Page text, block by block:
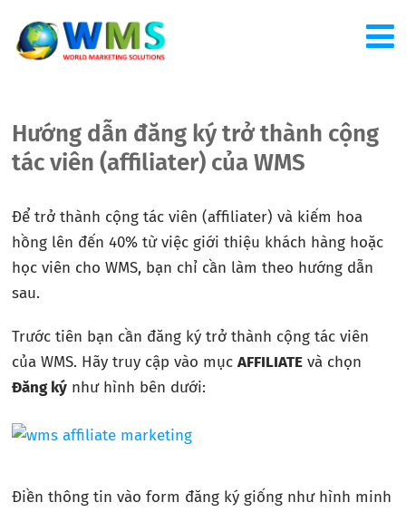
Hướng dẫn đăng ký trở thành cộng
tác viên (affiliater) của WMS
Để trở thành cộng tác viên (affiliater) và kiếm hoa
hồng lên đến 40% từ việc giới thiệu khách hàng hoặc
học viên cho WMS, bạn chỉ cần làm theo hướng dẫn
sau.
Trước tiên bạn cần đăng ký trở thành cộng tác viên
của WMS. Hãy truy cập vào mụcAFFILIATE và chọn
Đăng ký như hình bên dưới:
Điền thông tin vào form đăng ký giống như hình minh